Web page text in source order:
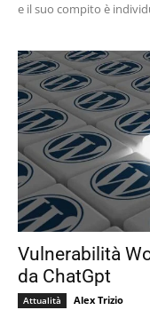
e il suo compito è
Vulnerabilità
da ChatGpt
Attualità Alex Trizio